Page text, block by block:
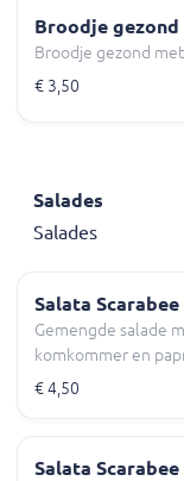
Broodje
Broodje gezond
€ 3,50
Salades
Salades
Salata Scarabee
Gemengde salade
komkommer en
€ 4,50
Salata